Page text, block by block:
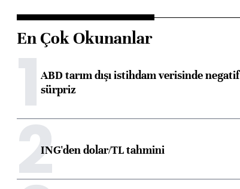
En Çok Okunanlar
1ABD tarım dışı istihdam verisinde negatif
sürpriz
2ING'den dolar/TL tahmini